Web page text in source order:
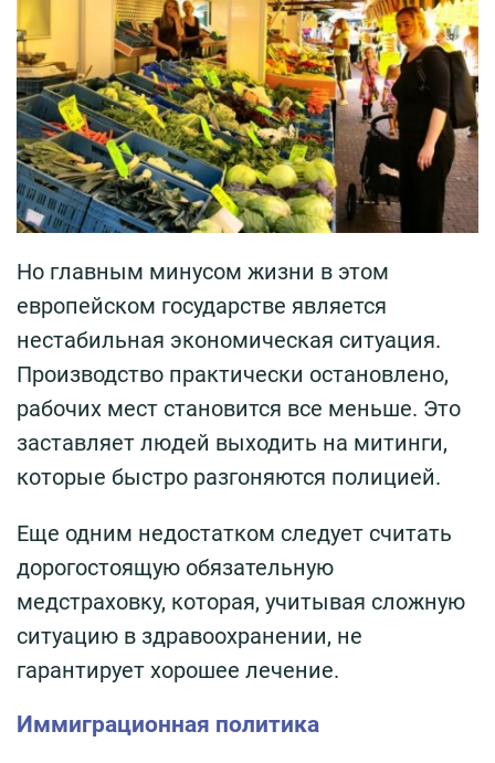
Но главным минусом жизни в этом
европейском государстве является
нестабильная экономическая ситуация.
Производство практически остановлено,
рабочих мест становится все меньше. Это
заставляет людей выходить на митинги,
которые быстро разгоняются полицией.
Еще одним недостатком следует считать
дорогостоящую обязательную
медстраховку, которая, учитывая сложную
ситуацию в здравоохранении, не
гарантирует хорошее лечение.
Иммиграционная политика